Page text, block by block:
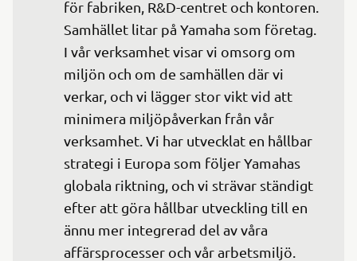
för fabriken, R&D-centret och kontoren.
Samhället litar på Yamaha som företag.
I vår verksamhet visar vi omsorg om
miljön och om de samhällen där vi
verkar, och vi lägger stor vikt vid att
minimera miljöpåverkan från vår
verksamhet. Vi har utvecklat en hållbar
strategi i Europa som följer Yamahas
globala riktning, och vi strävar ständigt
efter att göra hållbar utveckling till en
ännu mer integrerad del av våra
affärsprocesser och vår arbetsmiljö.